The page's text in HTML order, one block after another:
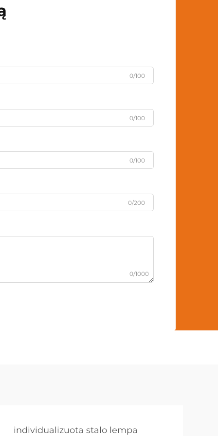
0/100
0/100
0/100
0/200
0/1000
individualizuota stalo lempa